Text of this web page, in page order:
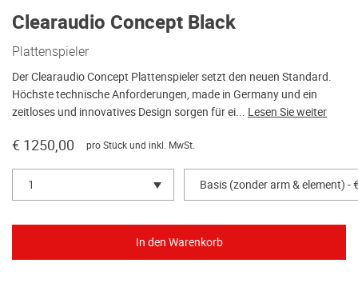
Clearaudio Concept Black
Plattenspieler
Der Clearaudio Concept Plattenspieler setzt den neuen Standard.
Höchste technische Anforderungen, made in Germany und ein
zeitloses und innovatives Design sorgen für ei... Lesen Sie weiter
€ 1250,00 pro Stück und inkl. MwSt.
1 Basis (zonder arm & element) -